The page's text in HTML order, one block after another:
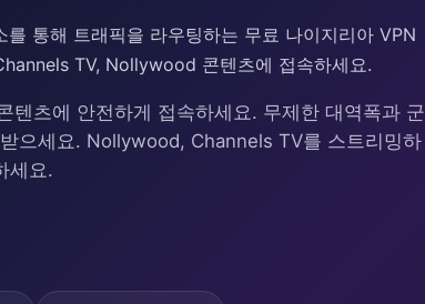
통해 트래픽을 라우팅하는 무료 나이지리아 VPN
TV, Nollywood 콘텐츠에 접속하세요.
텐츠에 안전하게 접속하세요. 무제한 대역폭과 군
으세요. Nollywood, Channels TV를 스트리밍하
세요.